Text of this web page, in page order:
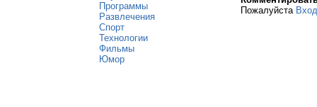
Программы
Развлечения
Спорт
Технологии
Фильмы
Юмор
Пожалуйста Вход